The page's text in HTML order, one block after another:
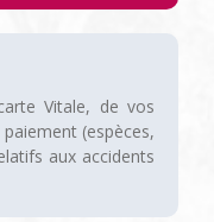
Vitale, de vos
(espèces,
aux accidents